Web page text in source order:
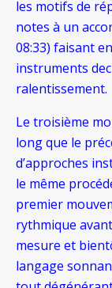
les motifs de
notes à un
08:33) faisant
instruments
ralentissement.
Le troisième
long que le
d’approches
le même
premier
rythmique
mesure et
langage